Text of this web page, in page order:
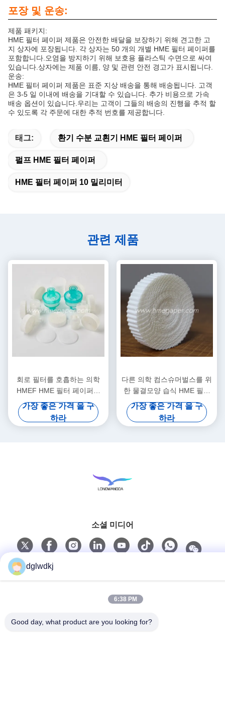
포장 및 운송:
제품 패키지:
HME 필터 페이퍼 제품은 안전한 배달을 보장하기 위해 견고한 고
지 상자에 포장됩니다. 각 상자는 50 개의 개별 HME 필터 페이퍼를
포함합니다.오염을 방지하기 위해 보호용 플라스틱 수면으로 싸여
있습니다.상자에는 제품 이름, 양 및 관련 안전 경고가 표시됩니다.
운송:
HME 필터 페이퍼 제품은 표준 지상 배송을 통해 배송됩니다. 고객
은 3-5 일 이내에 배송을 기대할 수 있습니다. 추가 비용으로 가속
배송 옵션이 있습니다.우리는 고객이 그들의 배송의 진행을 추적 할
수 있도록 각 주문에 대한 추적 번호를 제공합니다.
태그: 환기 수분 교횐기 HME 필터 페이퍼
펄프 HME 필터 페이퍼
HME 필터 페이퍼 10 밀리미터
관련 제품
회로 필터를 호흡하는 의학
HMEF HME 필터 페이퍼는
필터 페이퍼를 주름지게 했습
니다
가장 좋은 가격 을 구
하라
다른 의학 컴스슈머벌스를 위
한 물결모양 습식 HME 필터
페이퍼
가장 좋은 가격 을 구
하라
소셜 미디어
이메일
dglwdkj
6:38 PM
Good day, what product are you looking for?